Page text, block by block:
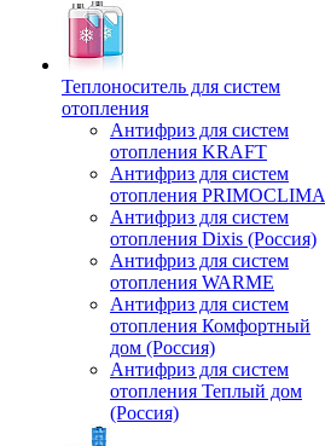
Теплоноситель для систем
отопления
Антифриз для систем
отопления KRAFT
Антифриз для систем
отопления PRIMOCLIMA
Антифриз для систем
отопления Dixis (Россия)
Антифриз для систем
отопления WARME
Антифриз для систем
отопления Комфортный
дом (Россия)
Антифриз для систем
отопления Теплый дом
(Россия)